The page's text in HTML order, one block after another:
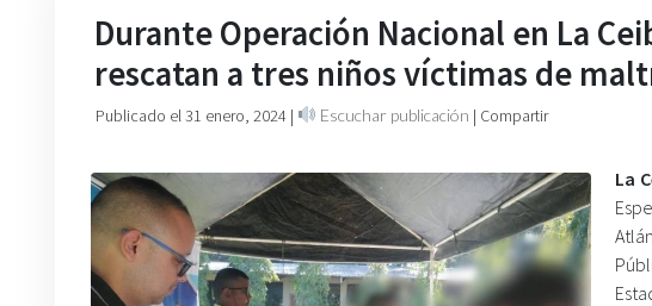
Durante Operación Nacional en La
rescatan a tres niños víctimas de
Publicado el 31 enero, 2024 | Escuchar publicación | Compartir
La